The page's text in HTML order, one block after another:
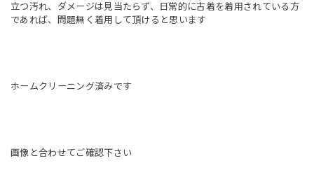
立つ汚れ、ダメージは見当たらず、日常的に古着を着用されている方
であれば、問題無く着用して頂けると思います
ホームクリーニング済みです
画像と合わせてご確認下さい